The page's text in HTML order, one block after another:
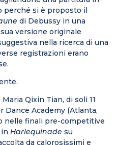
perché si è proposto il
di Debussy in una
versione originale
nella ricerca di una
registrazioni erano
Qixin Tian, di soli 11
Dance Academy (Atlanta,
nelle finali pre-competitive
Harlequinade su
da calorosissimi e